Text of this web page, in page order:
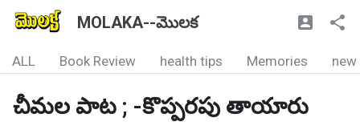
MOLAKA--మొలక
ALL Book Review health tips Memories new
చీమల పాట ; -కొప్పరపు తాయారు